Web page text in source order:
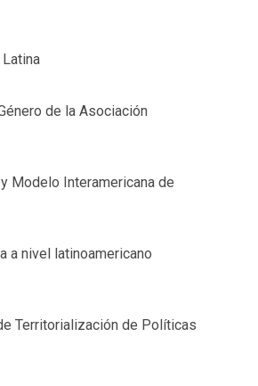
de la Asociación
Modelo Interamericana de
a nivel latinoamericano
Territorialización de Políticas